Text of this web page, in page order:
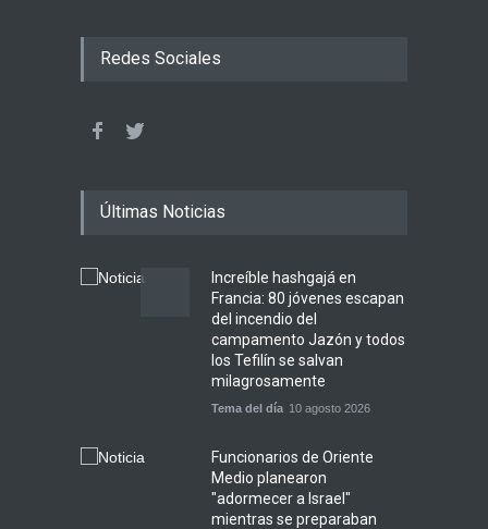
Redes Sociales
Últimas Noticias
Increíble hashgajá en
Francia: 80 jóvenes escapan
del incendio del
campamento Jazón y todos
los Tefilín se salvan
milagrosamente
Tema del día 10 agosto 2026
Funcionarios de Oriente
Medio planearon
"adormecer a Israel"
mientras se preparaban